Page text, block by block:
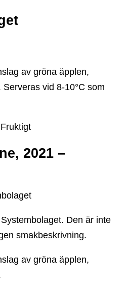
av gröna äpplen,
vid 8-10°C som
2021 –
Den är inte
smakbeskrivning.
av gröna äpplen,